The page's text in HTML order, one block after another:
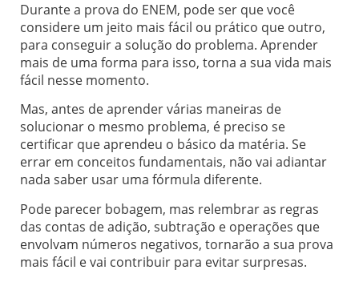
Durante a prova do ENEM, pode ser que você
considere um jeito mais fácil ou prático que outro,
para conseguir a solução do problema. Aprender
mais de uma forma para isso, torna a sua vida mais
fácil nesse momento.
Mas, antes de aprender várias maneiras de
solucionar o mesmo problema, é preciso se
certificar que aprendeu o básico da matéria. Se
errar em conceitos fundamentais, não vai adiantar
nada saber usar uma fórmula diferente.
Pode parecer bobagem, mas relembrar as regras
das contas de adição, subtração e operações que
envolvam números negativos, tornarão a sua prova
mais fácil e vai contribuir para evitar surpresas.